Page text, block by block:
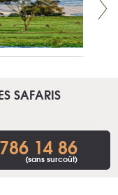
SAFARIS
14 86
(sans surcoût)